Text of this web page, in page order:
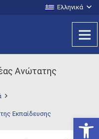
Ελληνικά
Ανώτατης
Εκπαίδευσης